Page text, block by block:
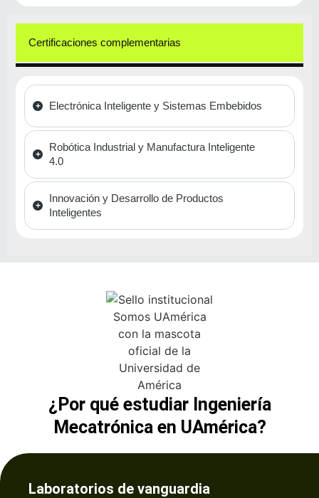
Certificaciones complementarias
Electrónica Inteligente y Sistemas Embebidos
Robótica Industrial y Manufactura Inteligente
4.0
Innovación y Desarrollo de Productos
Inteligentes
¿Por qué estudiar Ingeniería
Mecatrónica en UAmérica?
Laboratorios de vanguardia